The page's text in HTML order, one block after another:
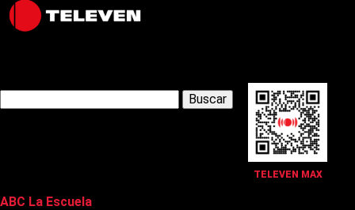
TELEVEN MAX
Latest Posts
ABC La Escuela